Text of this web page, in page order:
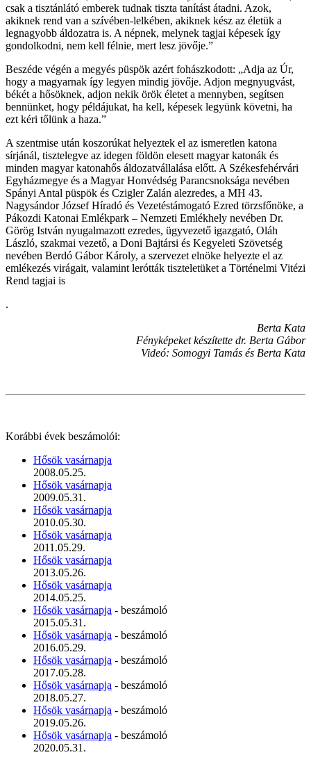
csak a tisztánlátó emberek tudnak tiszta tanítást átadni. Azok,
akiknek rend van a szívében-lelkében, akiknek kész az életük a
legnagyobb áldozatra is. A népnek, melynek tagjai képesek így
gondolkodni, nem kell félnie, mert lesz jövője.”
Beszéde végén a megyés püspök azért fohászkodott: „Adja az Úr,
hogy a magyarnak így legyen mindig jövője. Adjon megnyugvást,
békét a hősöknek, adjon nekik örök életet a mennyben, segítsen
bennünket, hogy példájukat, ha kell, képesek legyünk követni, ha
ezt kéri tőlünk a haza.”
A szentmise után koszorúkat helyeztek el az ismeretlen katona
sírjánál, tisztelegve az idegen földön elesett magyar katonák és
minden magyar katonahős áldozatvállalása előtt. A Székesfehérvári
Egyházmegye és a Magyar Honvédség Parancsnoksága nevében
Spányi Antal püspök és Czigler Zalán alezredes, a MH 43.
Nagysándor József Híradó és Vezetéstámogató Ezred törzsfőnöke, a
Pákozdi Katonai Emlékpark – Nemzeti Emlékhely nevében Dr.
Görög István nyugalmazott ezredes, ügyvezető igazgató, Oláh
László, szakmai vezető, a Doni Bajtársi és Kegyeleti Szövetség
nevében Berdó Gábor Károly, a szervezet elnöke helyezte el az
emlékezés virágait, valamint lerótták tiszteletüket a Történelmi Vitézi
Rend tagjai is
.
Berta Kata
Fényképeket készítette dr. Berta Gábor
Videó: Somogyi Tamás és Berta Kata
Korábbi évek beszámolói:
Hősök vasárnapja
2008.05.25.
Hősök vasárnapja
2009.05.31.
Hősök vasárnapja
2010.05.30.
Hősök vasárnapja
2011.05.29.
Hősök vasárnapja
2013.05.26.
Hősök vasárnapja
2014.05.25.
Hősök vasárnapja - beszámoló
2015.05.31.
Hősök vasárnapja - beszámoló
2016.05.29.
Hősök vasárnapja - beszámoló
2017.05.28.
Hősök vasárnapja - beszámoló
2018.05.27.
Hősök vasárnapja - beszámoló
2019.05.26.
Hősök vasárnapja - beszámoló
2020.05.31.